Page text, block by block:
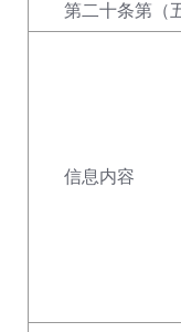
第二十条第（
信息内容